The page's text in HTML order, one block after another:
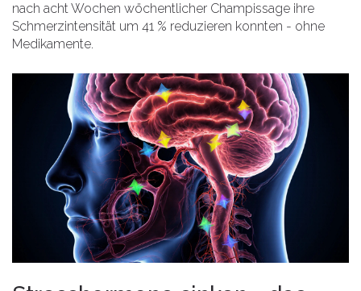
nach acht Wochen wöchentlicher Champissage ihre
Schmerzintensität um 41 % reduzieren konnten - ohne
Medikamente.